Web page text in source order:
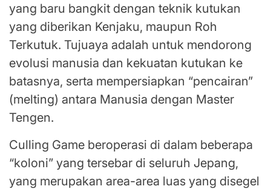
yang baru bangkit dengan teknik kutukan
yang diberikan Kenjaku, maupun Roh
Terkutuk. Tujuaya adalah untuk mendorong
evolusi manusia dan kekuatan kutukan ke
batasnya, serta mempersiapkan “pencairan”
(melting) antara Manusia dengan Master
Tengen.
Culling Game beroperasi di dalam beberapa
“koloni” yang tersebar di seluruh Jepang,
yang merupakan area-area luas yang disegel